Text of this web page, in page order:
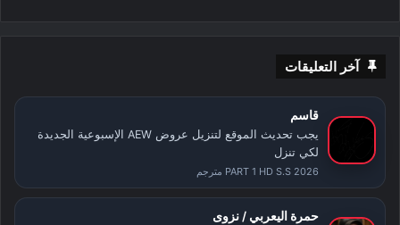
آخر التعليقات
قاسم
يجب تحديث الموقع لتنزيل عروض AEW الإسبوعية الجديدة
لكي تنزل
PART 1 HD S.S 2026 مترجم
حمرة اليعربي / نزوى